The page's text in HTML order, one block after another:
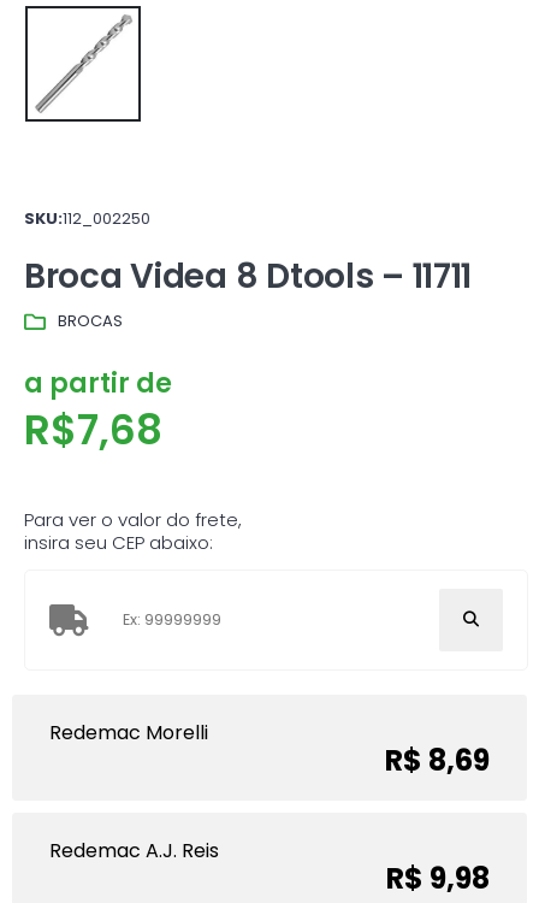
SKU:112_002250
Broca Videa 8 Dtools – 11711
BROCAS
a partir de
R$7,68
Para ver o valor do frete,
insira seu CEP abaixo:
Redemac Morelli
R$ 8,69
Redemac A.J. Reis
R$ 9,98